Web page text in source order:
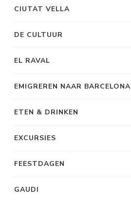
CIUTAT VELLA
DE CULTUUR
EL RAVAL
EMIGREREN NAAR BARCELONA
ETEN & DRINKEN
EXCURSIES
FEESTDAGEN
GAUDI